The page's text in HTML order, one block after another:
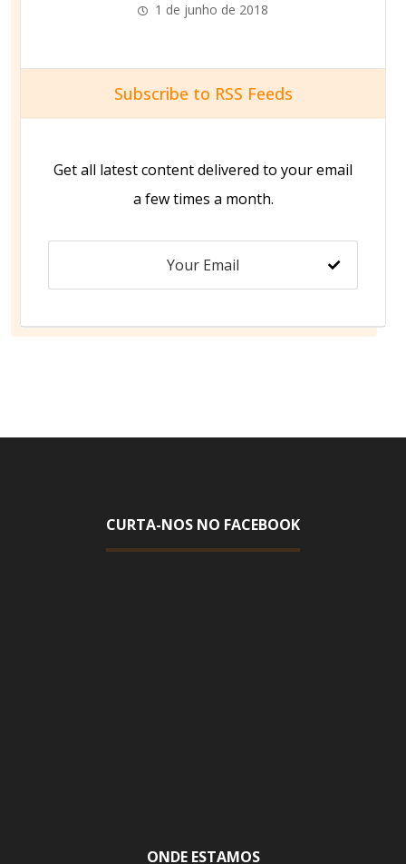
1 de junho de 2018
Subscribe to RSS Feeds
Get all latest content delivered to your email
a few times a month.
CURTA-NOS NO FACEBOOK
ONDE ESTAMOS